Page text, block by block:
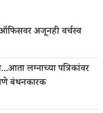
अजूनही वर्चस्व
लग्नाच्या पत्रिकांवर
बंधनकारक